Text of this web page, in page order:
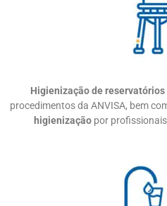
Higienização de reservatórios
procedimentos da ANVISA, bem
higienização por